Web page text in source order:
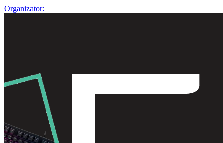
Organizator: